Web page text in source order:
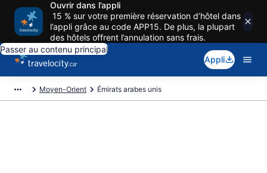
Ouvrir dans l’appli
15 % sur votre première réservation d’hôtel dans
l’appli grâce au code APP15. De plus, la plupart
des hôtels offrent l’annulation sans frais.
Passer au contenu principal
Appli
Moyen-Orient Émirats arabes unis